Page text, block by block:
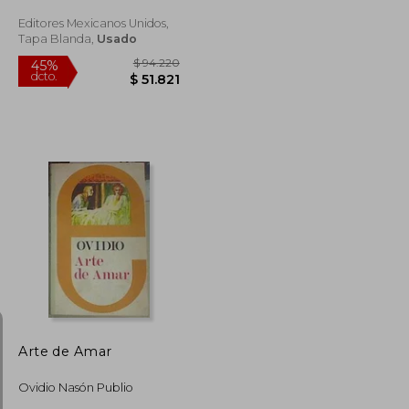
Editores Mexicanos Unidos,
Tapa Blanda, Usado
45%
Arte de Amar
Ovidio Nasón Publio